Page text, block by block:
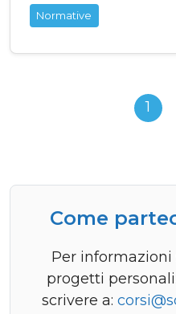
Normative
1
Come
Per informazioni
progetti
scrivere a: